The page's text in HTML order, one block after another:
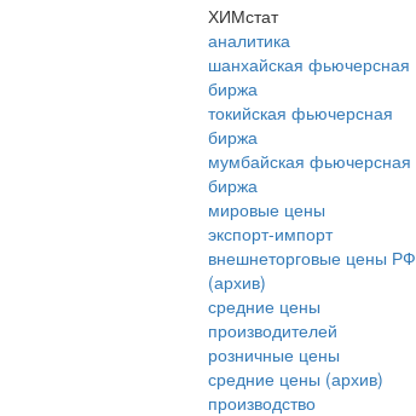
ХИМстат
аналитика
шанхайская фьючерсная
биржа
токийская фьючерсная
биржа
мумбайская фьючерсная
биржа
мировые цены
экспорт-импорт
внешнеторговые цены РФ
(архив)
средние цены
производителей
розничные цены
средние цены (архив)
производство